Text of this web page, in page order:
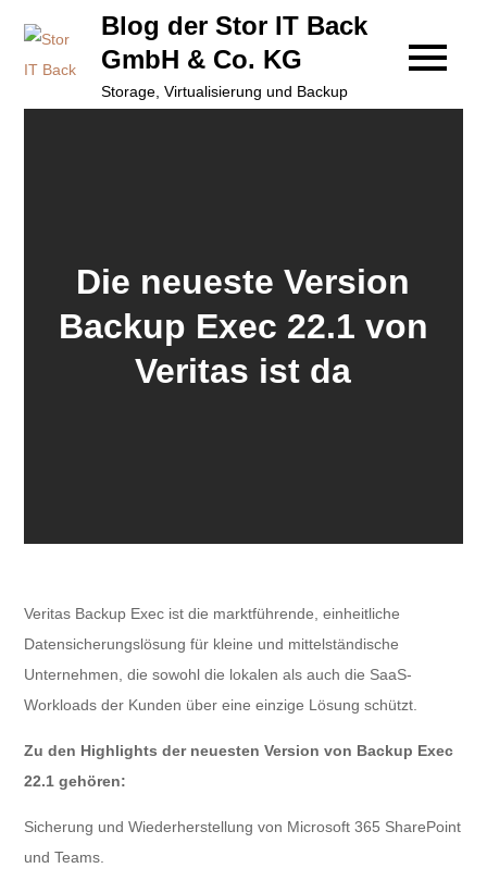
content
Blog der Stor IT Back
GmbH & Co. KG
Storage, Virtualisierung und Backup
Die neueste Version
Backup Exec 22.1 von
Veritas ist da
Veritas Backup Exec ist die marktführende, einheitliche
Datensicherungslösung für kleine und mittelständische
Unternehmen, die sowohl die lokalen als auch die SaaS-
Workloads der Kunden über eine einzige Lösung schützt.
Zu den Highlights der neuesten Version von Backup Exec
22.1 gehören:
Sicherung und Wiederherstellung von Microsoft 365 SharePoint
und Teams.